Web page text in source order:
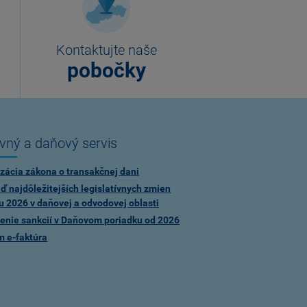
Kontaktujte naše
pobočky
a daňový servis
zákona o transakčnej dani
najdôležitejších legislatívnych zmien
2026 v daňovej a odvodovej oblasti
sankcií v Daňovom poriadku od 2026
e-faktúra